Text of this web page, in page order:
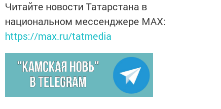
Читайте новости Татарстана в
национальном мессенджере MАХ:
https://max.ru/tatmedia